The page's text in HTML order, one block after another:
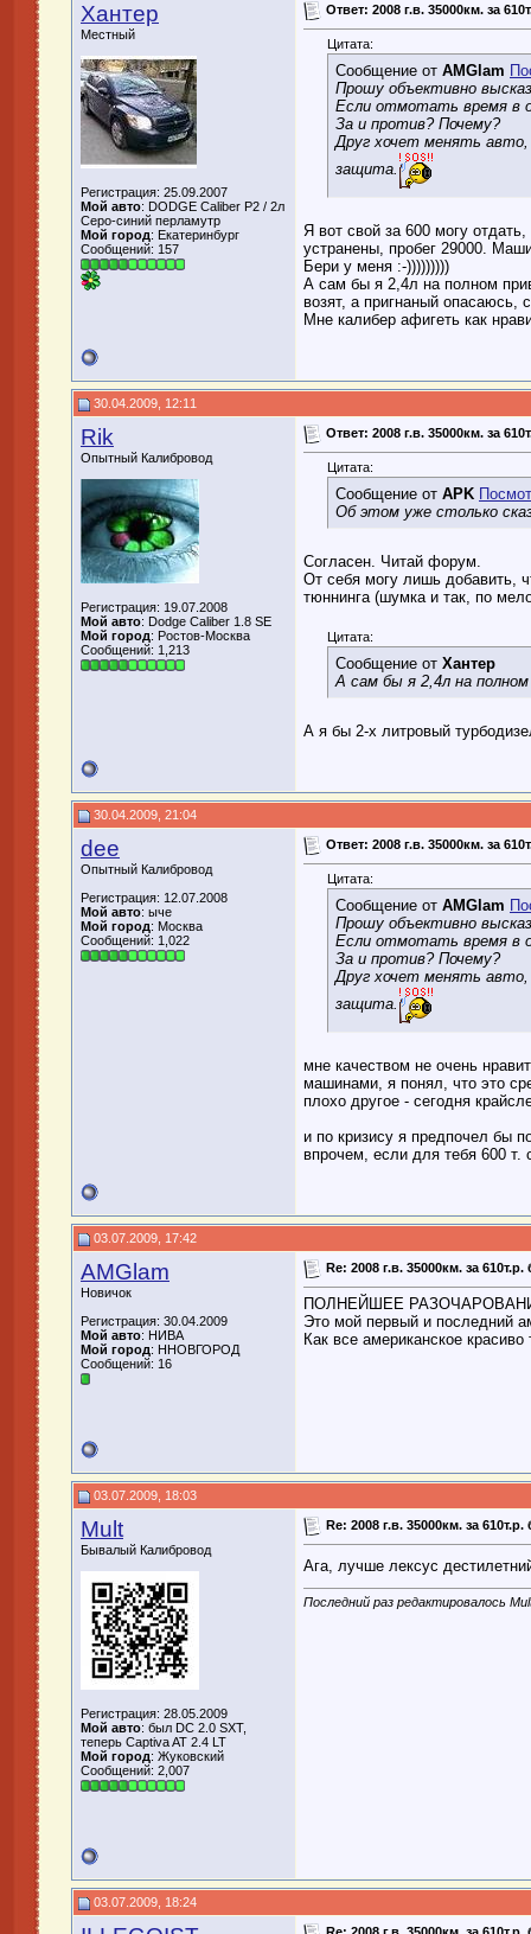
Хантер
Местный
Регистрация: 25.09.2007
Мой авто: DODGE Caliber P2 / 2л
Серо-синий перламутр
Мой город: Екатеринбург
Сообщений: 157
Ответ: 2008 г.в. 35000км. за
Цитата:
Сообщение от AMGlam
Прошу объективно
Если отмотать время в
За и против? Почему?
Друг хочет менять авто,
защита.
Я вот свой за 600 могу
устранены, пробег 29000.
Бери у меня :-)))))))))
А сам бы я 2,4л на полном
возят, а пригнаный опасаюсь,
Мне калибер афигеть как
30.04.2009, 12:11
Rik
Опытный Калибровод
Регистрация: 19.07.2008
Мой авто: Dodge Caliber 1.8 SE
Мой город: Ростов-Москва
Сообщений: 1,213
Ответ: 2008 г.в. 35000км. за
Цитата:
Сообщение от APK
Об этом уже столько
Согласен. Читай форум.
От себя могу лишь добавить,
тюннинга (шумка и так, по
Цитата:
Сообщение от Хантер
А сам бы я 2,4л на полном
А я бы 2-х литровый
30.04.2009, 21:04
dee
Опытный Калибровод
Регистрация: 12.07.2008
Мой авто: ыче
Мой город: Москва
Сообщений: 1,022
Ответ: 2008 г.в. 35000км. за
Цитата:
Сообщение от AMGlam
Прошу объективно
Если отмотать время в
За и против? Почему?
Друг хочет менять авто,
защита.
мне качеством не очень
машинами, я понял, что это
плохо другое - сегодня
и по кризису я предпочел бы
впрочем, если для тебя 600
03.07.2009, 17:42
AMGlam
Новичок
Регистрация: 30.04.2009
Мой авто: НИВА
Мой город: ННОВГОРОД
Сообщений: 16
Re: 2008 г.в. 35000км. за
ПОЛНЕЙШЕЕ
Это мой первый и последний
Как все американское
03.07.2009, 18:03
Mult
Бывалый Калибровод
Регистрация: 28.05.2009
Мой авто: был DC 2.0 SXT,
теперь Captiva AT 2.4 LT
Мой город: Жуковский
Сообщений: 2,007
Re: 2008 г.в. 35000км. за
Ага, лучше лексус
Последний раз редактировалось
03.07.2009, 18:24